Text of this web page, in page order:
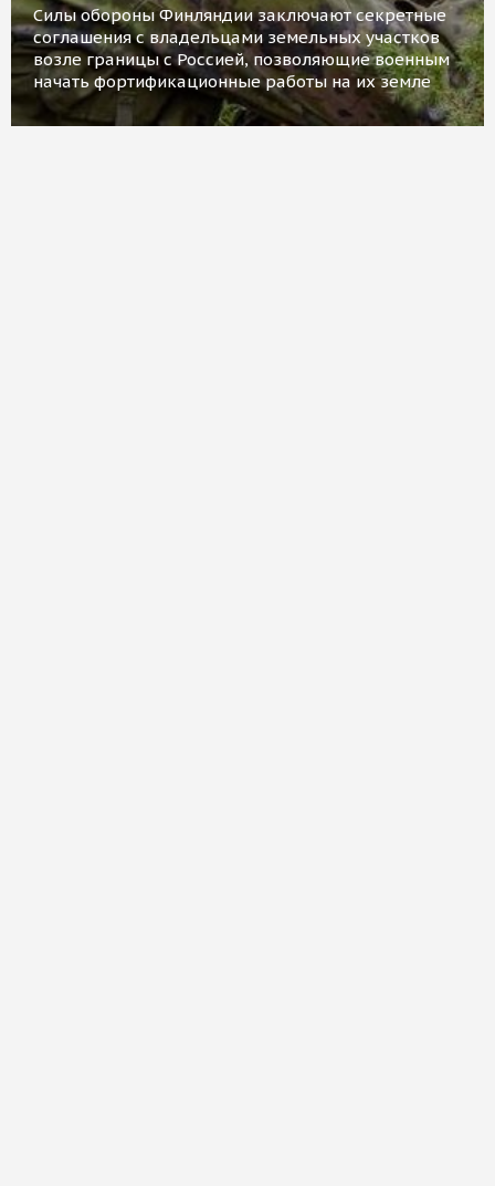
Силы обороны Финляндии заключают секретные
соглашения с владельцами земельных участков
возле границы с Россией, позволяющие военным
начать фортификационные работы на их земле